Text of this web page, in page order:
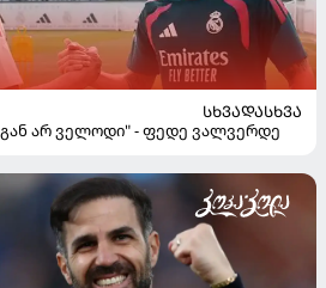
ᲡᲮᲕᲐᲓᲐᲡᲮᲕᲐ
არ ველოდი" - ფედე ვალვერდე